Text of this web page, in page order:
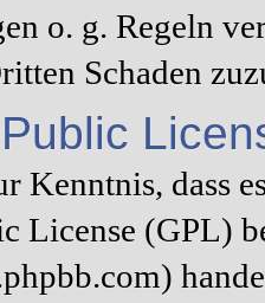
o. g. Regeln
Schaden
Kenntnis, dass
License (GPL)